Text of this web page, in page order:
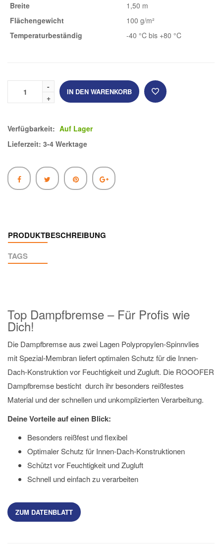
Breite
1,50 m
Flächengewicht
100 g/m²
Temperaturbeständig
-40 °C bis +80 °C
IN DEN WARENKORB
Verfügbarkeit: Auf Lager
Lieferzeit: 3-4 Werktage
PRODUKTBESCHREIBUNG
TAGS
Top Dampfbremse – Für Profis wie
Dich!
Die Dampfbremse aus zwei Lagen Polypropylen-Spinnvlies
mit Spezial-Membran liefert optimalen Schutz für die Innen-
Dach-Konstruktion vor Feuchtigkeit und Zugluft. Die ROOOFER
Dampfbremse besticht durch ihr besonders reißfestes
Material und der schnellen und unkomplizierten Verarbeitung.
Deine Vorteile auf einen Blick:
Besonders reißfest und flexibel
Optimaler Schutz für Innen-Dach-Konstruktionen
Schützt vor Feuchtigkeit und Zugluft
Schnell und einfach zu verarbeiten
ZUM DATENBLATT